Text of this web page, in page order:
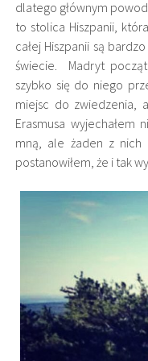
dlatego głównym
to stolica Hiszpanii,
całej Hiszpanii są
świecie. Madryt
szybko się do niego
miejsc do zwiedzenia,
Erasmusa
mną, ale żaden z nich
postanowiłem, że i tak